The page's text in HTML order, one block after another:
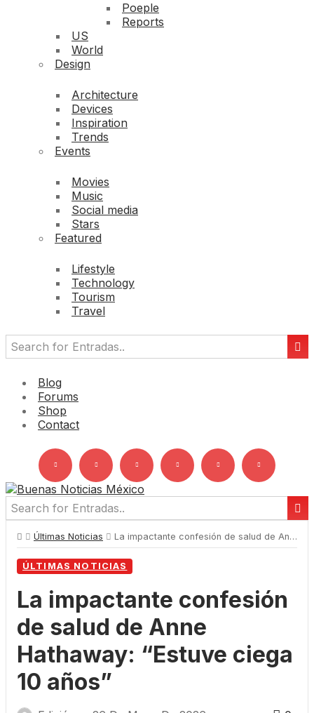
Poeple
Reports
US
World
Design
Architecture
Devices
Inspiration
Trends
Events
Movies
Music
Social media
Stars
Featured
Lifestyle
Technology
Tourism
Travel
Blog
Forums
Shop
Contact
Últimas Noticias La impactante confesión de salud de Anne Hathaway: “Estuve ciega 10 años”
ÚLTIMAS NOTICIAS
La impactante confesión
de salud de Anne
Hathaway: “Estuve ciega
10 años”